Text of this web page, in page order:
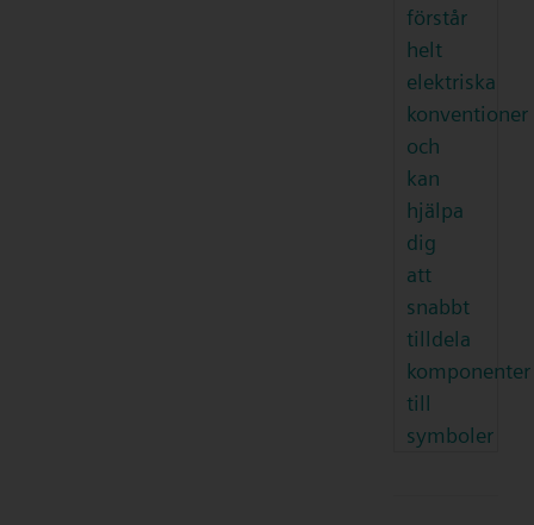
förstår
helt
elektriska
konventioner
och
kan
hjälpa
dig
att
snabbt
tilldela
komponenter
till
symboler